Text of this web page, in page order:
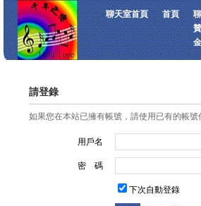
聊天室首頁 首頁
請登錄
如果您在本站已擁有帳號，請使用已有的帳
用戶名
密 碼
下次自動登錄